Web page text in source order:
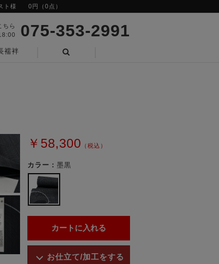
ト様 0円（0点）
ちら
075-353-2991
襦袢
￥58,300 （税込）
カラー： 墨黒
お仕立て/加工をする